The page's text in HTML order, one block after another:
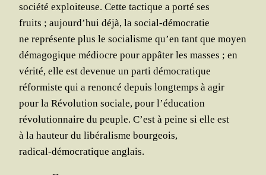
socié­té exploi­teuse. Cette tac­tique a por­té ses
fruits ; aujourd’hui déjà, la social-démocratie
ne repré­sente plus le socia­lisme qu’en tant que moyen
déma­go­gique médiocre pour appâ­ter les masses ; en
véri­té, elle est deve­nue un par­ti démocratique
réfor­miste qui a renon­cé depuis long­temps à agir
pour la Révo­lu­tion sociale, pour l’éducation
révo­lu­tion­naire du peuple. C’est à peine si elle est
à la hau­teur du libé­ra­lisme bourgeois,
radi­cal-démo­cra­tique anglais.